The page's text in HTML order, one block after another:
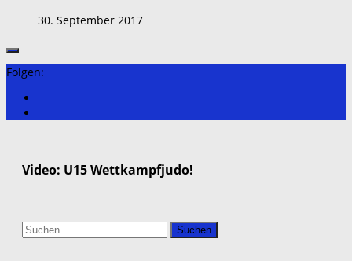
30. September 2017
Folgen:
Video: U15 Wettkampfjudo!
Suchen
nach: